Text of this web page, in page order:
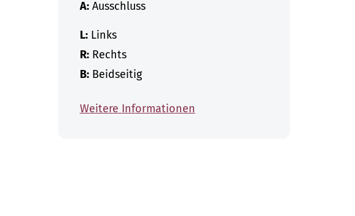
A:Ausschluss
L:Links
R:Rechts
B:Beidseitig
Weitere Informationen